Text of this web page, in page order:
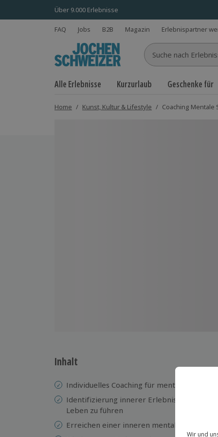
Über 9.000 Erlebnisse
FAQ Jobs B2B Magazin Erlebnispartner
Suche nach
Alle Erlebnisse Kurzurlaub Geschenke für
Home / Kunst, Kultur & Lifestyle / Coaching Mentale
Inhalt
Individuelles Coaching für mentale Stärke
Identifizierung innerer Erlebnisse, die uns
Leben zu führen
Erreichen einer inneren mentalen Stärke